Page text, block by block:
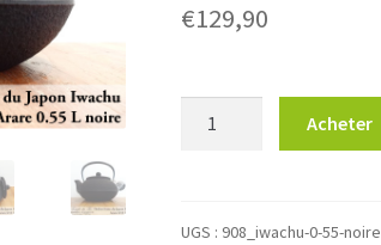
€129,90
IWACHU
Acheter
UGS : 908_iwachu-0-55-noire